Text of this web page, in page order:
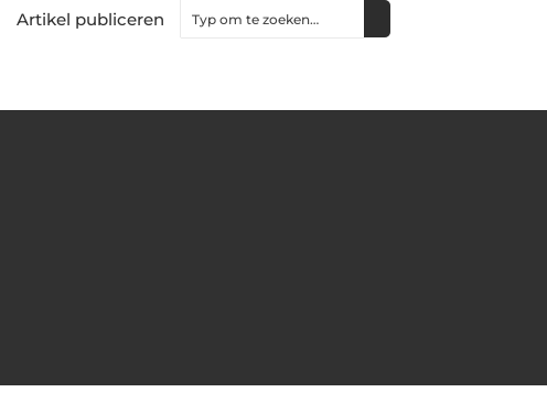
Artikel publiceren